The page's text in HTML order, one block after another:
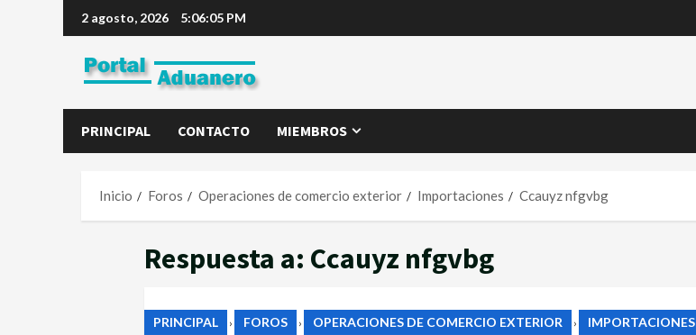
2 agosto, 2026 5:06:06 PM
PRINCIPAL CONTACTO MIEMBROS
Inicio Foros Operaciones de comercio exterior Importaciones Ccauyz nfgvbg
Respuesta a: Ccauyz nfgvbg
PRINCIPAL › FOROS › OPERACIONES DE COMERCIO EXTERIOR › IMPORTACIONES